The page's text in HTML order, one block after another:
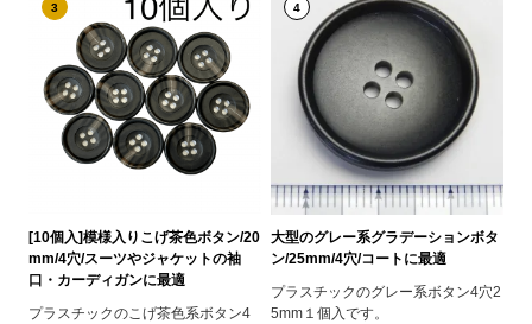
3
[10個入]模様入りこげ茶色ボタン/20
mm/4穴/スーツやジャケットの袖
口・カーディガンに最適
プラスチックのこげ茶色系ボタン4
4
大型のグレー系グラデーションボタ
ン/25mm/4穴/コートに最適
プラスチックのグレー系ボタン4穴2
5mm１個入です。